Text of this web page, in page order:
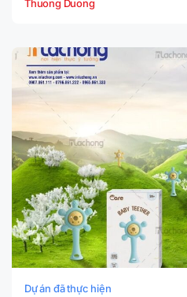
Thuong Duong
Dự án đã thực hiện